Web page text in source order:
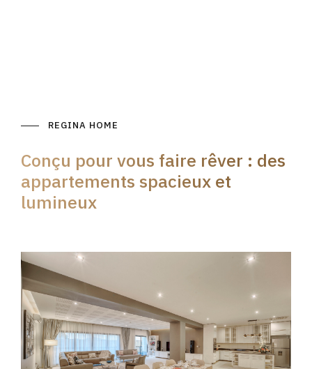
REGINA HOME
Conçu pour vous faire rêver : des
appartements spacieux et
lumineux